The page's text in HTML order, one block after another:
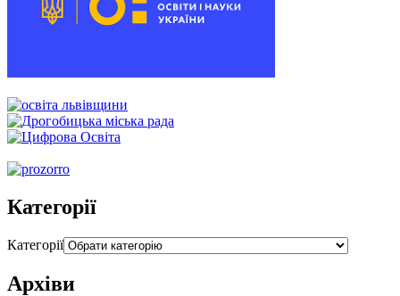
Категорії
Категорії
Архіви